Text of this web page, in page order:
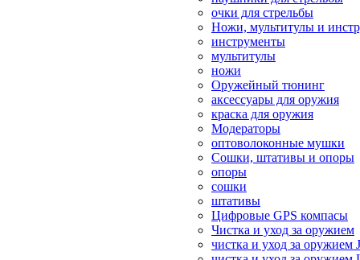
очки для стрельбы
Ножи, мультитулы и
инструменты
мультитулы
ножи
Оружейный тюнинг
аксессуары для оружия
краска для оружия
Модераторы
оптоволоконные мушки
Сошки, штативы и опоры
опоры
сошки
штативы
Цифровые GPS компасы
Чистка и уход за оружием
чистка и уход за оружием